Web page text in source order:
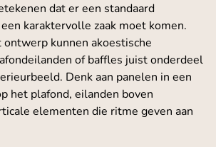
dat er een standaard
karaktervolle zaak moet komen.
kunnen akoestische
of baffles juist onderdeel
Denk aan panelen in een
het plafond, eilanden boven
elementen die ritme geven aan